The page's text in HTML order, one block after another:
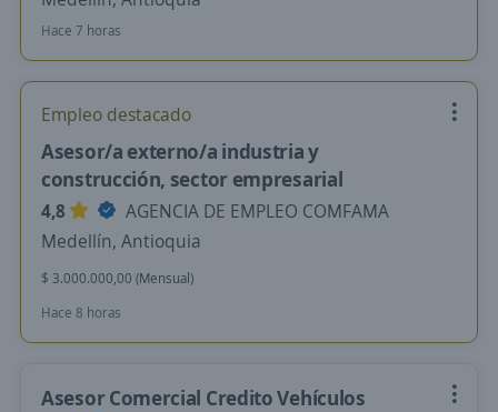
Hace 7 horas
Empleo destacado
Asesor/a externo/a industria y
construcción, sector empresarial
4,8
AGENCIA DE EMPLEO COMFAMA
Medellín, Antioquia
$ 3.000.000,00 (Mensual)
Hace 8 horas
Asesor Comercial Credito Vehículos